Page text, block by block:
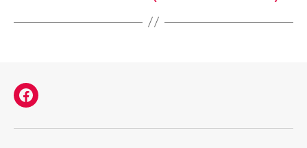
Facebook